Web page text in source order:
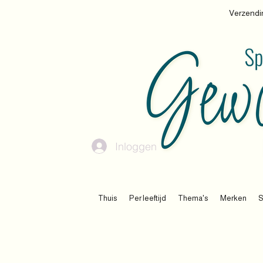
Thuis Per leeftijd Thema's Merken
Inloggen